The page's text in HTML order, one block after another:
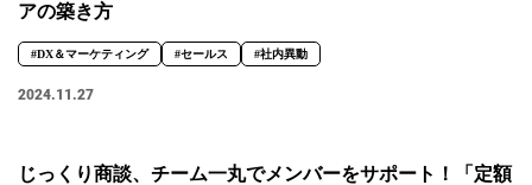
アの築き方
#DX＆マーケティング #セールス #社内異動
2024.11.27
じっくり商談、チーム一丸でメンバーをサポート！「定額